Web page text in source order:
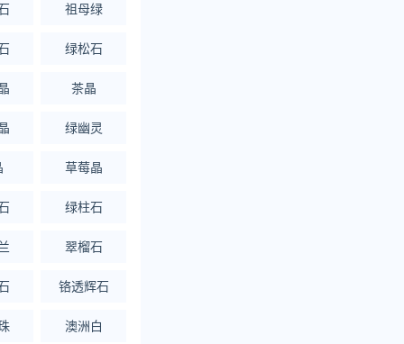
祖母绿
绿松石
茶晶
绿幽灵
草莓晶
绿柱石
翠榴石
铬透辉石
澳洲白